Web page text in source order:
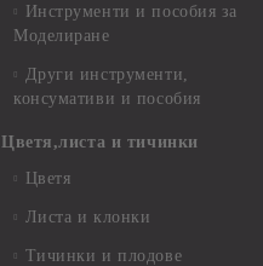
Инструменти и пособия за
Моделиране
Други инструменти,
консумативи и пособия
Цветя,листа и тичинки
Цветя
Листа и клонки
Тичинки и плодове